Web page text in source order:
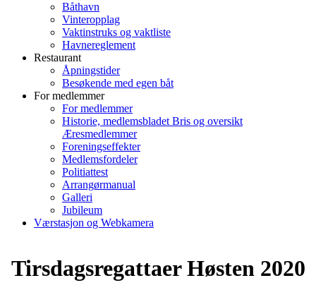
Båthavn
Vinteropplag
Vaktinstruks og vaktliste
Havnereglement
Restaurant
Åpningstider
Besøkende med egen båt
For medlemmer
For medlemmer
Historie, medlemsbladet Bris og oversikt
Æresmedlemmer
Foreningseffekter
Medlemsfordeler
Politiattest
Arrangørmanual
Galleri
Jubileum
Værstasjon og Webkamera
Tirsdagsregattaer Høsten 2020